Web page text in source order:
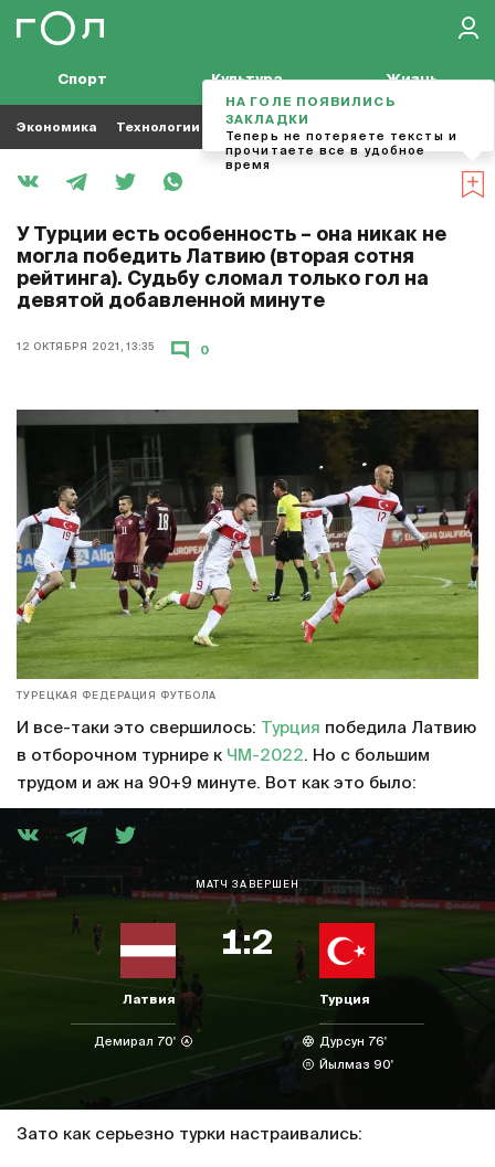
Спорт Культура Жизнь
Экономика Технологии Кино Футбол
У Турции есть особенность – она никак не
могла победить Латвию (вторая сотня
рейтинга). Судьбу сломал только гол на
девятой добавленной минуте
12 ОКТЯБРЯ 2021, 13:35 0
ТУРЕЦКАЯ ФЕДЕРАЦИЯ ФУТБОЛА
И все-таки это свершилось: Турция победила Латвию
в отборочном турнире к ЧМ-2022. Но с большим
трудом и аж на 90+9 минуте. Вот как это было:
МАТЧ ЗАВЕРШЕН
Латвия
Демирал 70'
1:2
Турция
Дурсун 76'
Йылмаз 90'
Зато как серьезно турки настраивались:
НА ГОЛЕ ПОЯВИЛИСЬ
ЗАКЛАДКИ
Теперь не потеряете тексты и
прочитаете все в удобное
время